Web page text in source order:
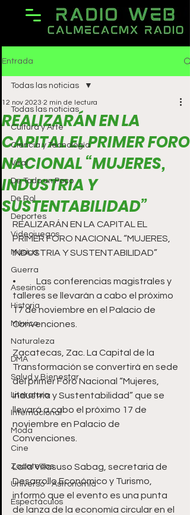
Entrada
Todas las noticias
Cultura y Arte
Ciencia y Tecnología
Viral
De Todo un Poco
De Rol
Deportes
Videojuegos
Música
Guerra
Asesinos
Historia
México
Naturaleza
DMA
Salud y Bienestar
Literatura
Internacional
Moda
Cine
Zacatecas
Universo - Astronomía
Espectáculos
Todas las noticias
REALIZARÁN EN LA
CAPITAL EL PRIMER FORO
NACIONAL “MUJERES,
INDUSTRIA Y
SUSTENTABILIDAD”
12 nov 2023 2 min de lectura
REALIZARÁN EN LA CAPITAL EL
PRIMER FORO NACIONAL “MUJERES,
INDUSTRIA Y SUSTENTABILIDAD”
•	Las conferencias magistrales y
talleres se llevarán a cabo el próximo
17 de noviembre en el Palacio de
Convenciones.
Zacatecas, Zac. La Capital de la
Transformación se convertirá en sede
del primer Foro Nacional “Mujeres,
Industria y Sustentabilidad” que se
llevará a cabo el próximo 17 de
noviembre en Palacio de
Convenciones.
Laila Villasuso Sabag, secretaria de
Desarrollo Económico y Turismo,
informó que el evento es una punta
de lanza de la economía circular en el